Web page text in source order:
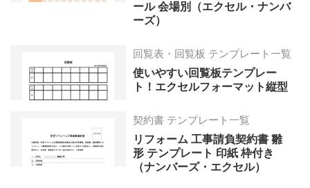
ール 会場別（エクセル・ナンバ
ーズ）
回覧表・回覧板 テンプレート一覧
使いやすい回覧板テンプレー
ト！エクセルフォーマット縦型
契約書 テンプレート一覧
リフォーム 工事請負契約書 雛
形 テンプレート 印紙 枠付き
（ナンバーズ・エクセル）